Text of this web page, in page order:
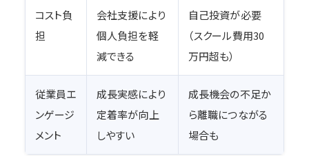
コスト負
担
会社支援により
個人負担を軽
減できる
自己投資が必要
（スクール費用30
万円超も）
従業員エ
ンゲージ
メント
成長実感により
定着率が向上
しやすい
成長機会の不足か
ら離職につながる
場合も